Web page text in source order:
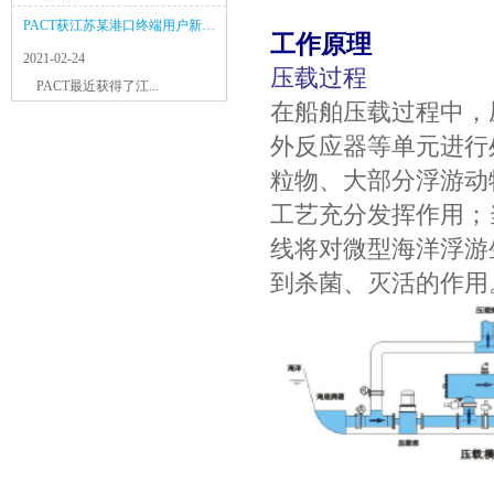
PACT获江苏某港口终端用户新订单
2021-02-24
PACT最近获得了江...
工作原理
压载过程
在船舶压载过程中
外反应器等单元进
粒物、大部分浮游
工艺充分发挥作用
线将对微型海洋浮
到杀菌、灭活的作用